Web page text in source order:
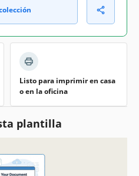
Listo para imprimir en casa
o en la oficina
plantilla